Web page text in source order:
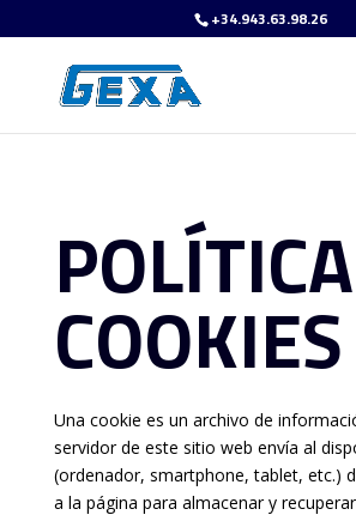
+34.943.63.98.26
COOKIES
Una cookie es un archivo de
servidor de este sitio web envía al
(ordenador, smartphone, tablet, etc.)
a la página para almacenar y